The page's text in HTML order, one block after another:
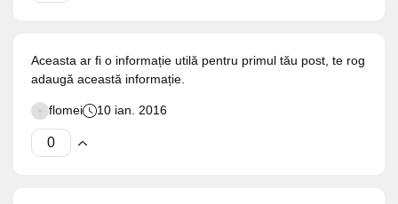
Aceasta ar fi o informație utilă pentru primul tău post, te rog
adaugă această informație.
flomei 10 ian. 2016